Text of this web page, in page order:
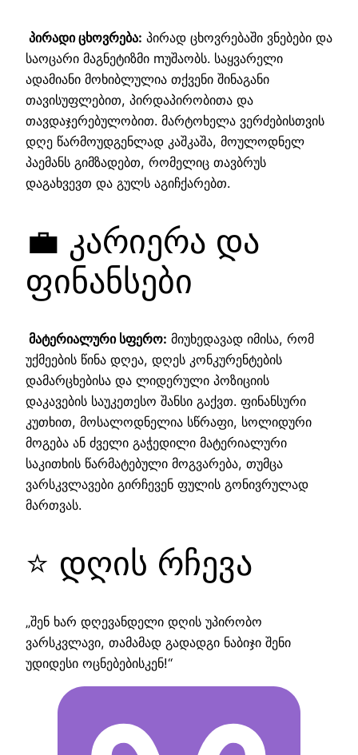
პირადი ცხოვრება: პირად ცხოვრებაში ვნებები და
საოცარი მაგნეტიზმი mუშაობს. საყვარელი
ადამიანი მოხიბლულია თქვენი შინაგანი
თავისუფლებით, პირდაპირობითა და
თავდაჯერებულობით. მარტოხელა ვერძებისთვის
დღე წარმოუდგენლად კაშკაშა, მოულოდნელ
პაემანს გიმზადებთ, რომელიც თავბრუს
დაგახვევთ და გულს აგიჩქარებთ.
💼 კარიერა და
ფინანსები
მატერიალური სფერო: მიუხედავად იმისა, რომ
უქმეების წინა დღეა, დღეს კონკურენტების
დამარცხებისა და ლიდერული პოზიციის
დაკავების საუკეთესო შანსი გაქვთ. ფინანსური
კუთხით, მოსალოდნელია სწრაფი, სოლიდური
მოგება ან ძველი გაჭედილი მატერიალური
საკითხის წარმატებული მოგვარება, თუმცა
ვარსკვლავები გირჩევენ ფულის გონივრულად
მართვას.
⭐ დღის რჩევა
„შენ ხარ დღევანდელი დღის უპირობო
ვარსკვლავი, თამამად გადადგი ნაბიჯი შენი
უდიდესი ოცნებებისკენ!“